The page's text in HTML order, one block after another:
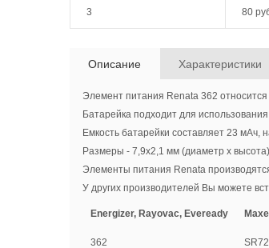
3 80
Описание Характеристики
Элемент питания Renata 362
Батарейка подходит для
Емкость батарейки составляет 23 мАч,
Размеры - 7,9x2,1 мм (диаметр х
Элементы питания Renata
У других производителей Вы можете
Energizer, Rayovac, Eveready
362